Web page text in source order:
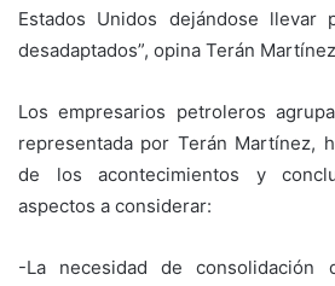
Estados Unidos dejándose
desadaptados”, opina Terán
Los empresarios petroleros
representada por Terán Martínez,
de los acontecimientos y
aspectos a considerar:
-La necesidad de consolidación